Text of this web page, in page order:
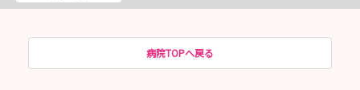
病院TOPへ戻る